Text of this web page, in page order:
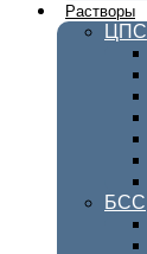
Растворы
ЦПС
БСС